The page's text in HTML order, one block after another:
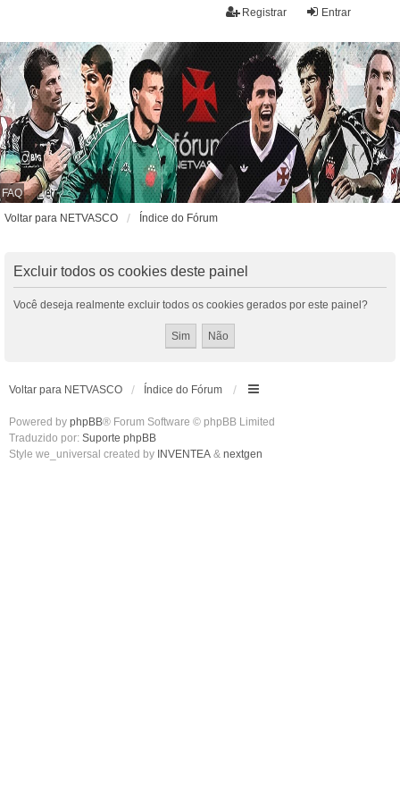
Entrar
Registrar
FAQ
Voltar para NETVASCO
Índice do Fórum
Excluir todos os cookies deste painel
Você deseja realmente excluir todos os cookies gerados por este painel?
Voltar para NETVASCO Índice do Fórum
Powered by phpBB® Forum Software © phpBB Limited
Traduzido por: Suporte phpBB
Style we_universal created by INVENTEA & nextgen